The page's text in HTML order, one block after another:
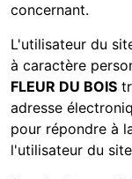
concernant.
L'utilisateur du
à caractère
FLEUR DU BOIS
adresse
pour répondre à
l'utilisateur du